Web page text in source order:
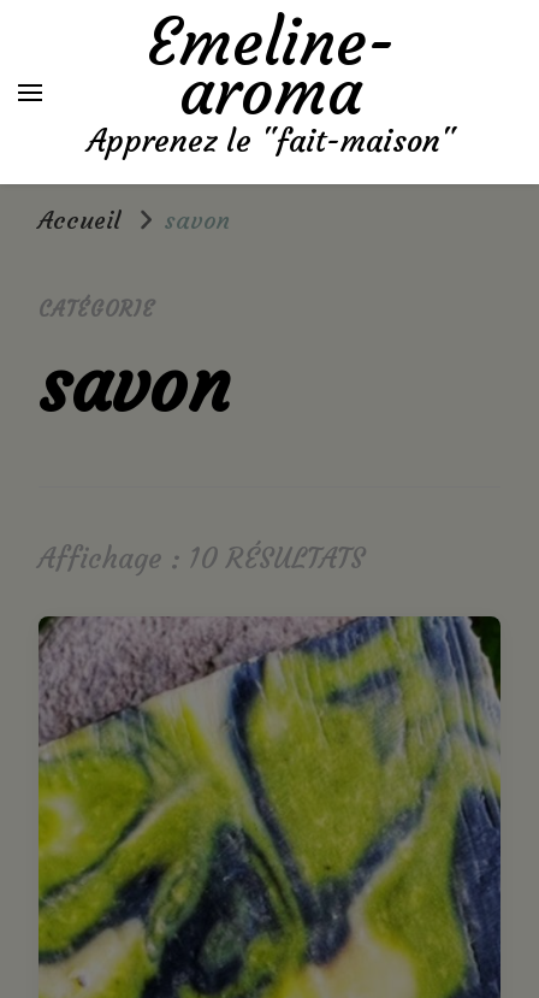
Emeline-
aroma
Apprenez le "fait-maison"
Accueil savon
CATÉGORIE
savon
Affichage : 10 RÉSULTATS